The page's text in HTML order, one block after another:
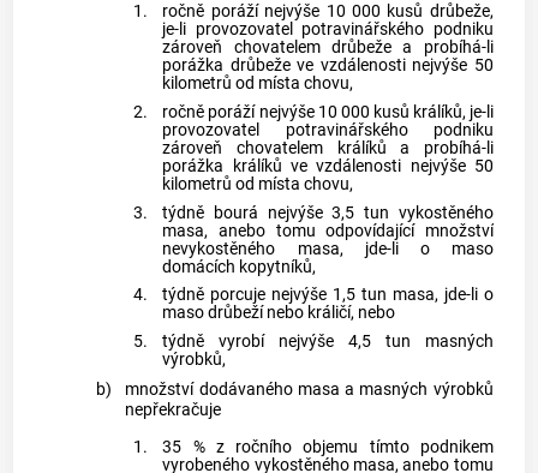
1.
ročně poráží nejvýše 10 000 kusů drůbeže,
je-li provozovatel potravinářského podniku
zároveň chovatelem drůbeže a probíhá-li
porážka drůbeže ve vzdálenosti nejvýše 50
kilometrů od místa chovu,
2.
ročně poráží nejvýše 10 000 kusů králíků, je-li
provozovatel potravinářského podniku
zároveň chovatelem králíků a probíhá-li
porážka králíků ve vzdálenosti nejvýše 50
kilometrů od místa chovu,
3.
týdně bourá nejvýše 3,5 tun vykostěného
masa, anebo tomu odpovídající množství
nevykostěného masa, jde-li o maso
domácích kopytníků,
4.
týdně porcuje nejvýše 1,5 tun masa, jde-li o
maso drůbeží nebo králičí, nebo
5.
týdně vyrobí nejvýše 4,5 tun masných
výrobků,
b)
množství dodávaného masa a masných výrobků
nepřekračuje
1.
35 % z ročního objemu tímto podnikem
vyrobeného vykostěného masa, anebo tomu